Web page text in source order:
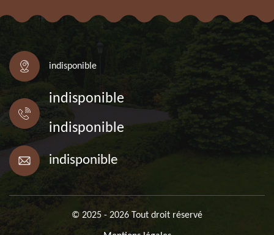
indisponible
indisponible
indisponible
indisponible
© 2025 - 2026 Tout droit réservé